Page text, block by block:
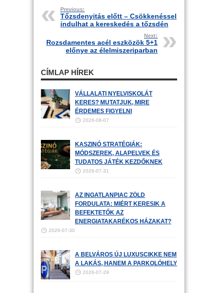
Previous:
Tőzsdenyitás előtt – Csökkenéssel
indulhat a kereskedés a tőzsdén
Next:
Rozsdamentes acél eszközök 5+1
előnye az élelmiszeriparban
CÍMLAP HÍREK
VÁLLALATI NYELVISKOLÁT
KERES? MUTATJUK, MIRE
ÉRDEMES FIGYELNI
2026-08-07
KASZINÓ STRATÉGIÁK:
MÓDSZEREK, ALAPELVEK ÉS
TUDATOS JÁTÉK KEZDŐKNEK
2026-07-31
AZ INGATLANPIAC ZÖLD
FORDULATA: MIÉRT KERESIK A
BEFEKTETŐK AZ
ENERGIATAKARÉKOS HÁZAKAT?
2026-07-30
A BELVÁROS ÚJ LUXUSCIKKE NEM
A LAKÁS, HANEM A PARKOLÓHELY
2026-07-29